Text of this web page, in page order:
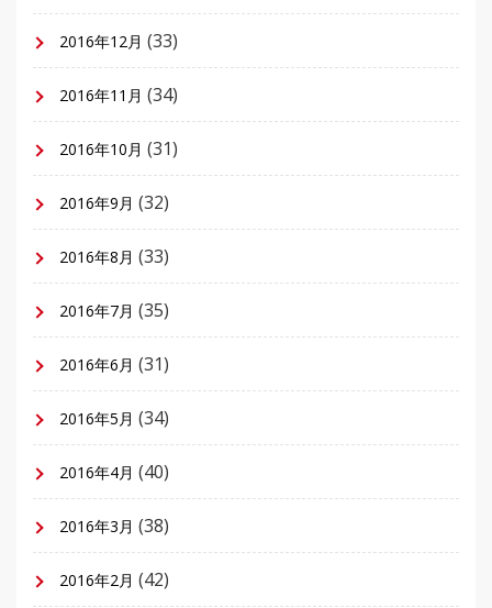
2016年12月 (33)
2016年11月 (34)
2016年10月 (31)
2016年9月 (32)
2016年8月 (33)
2016年7月 (35)
2016年6月 (31)
2016年5月 (34)
2016年4月 (40)
2016年3月 (38)
2016年2月 (42)